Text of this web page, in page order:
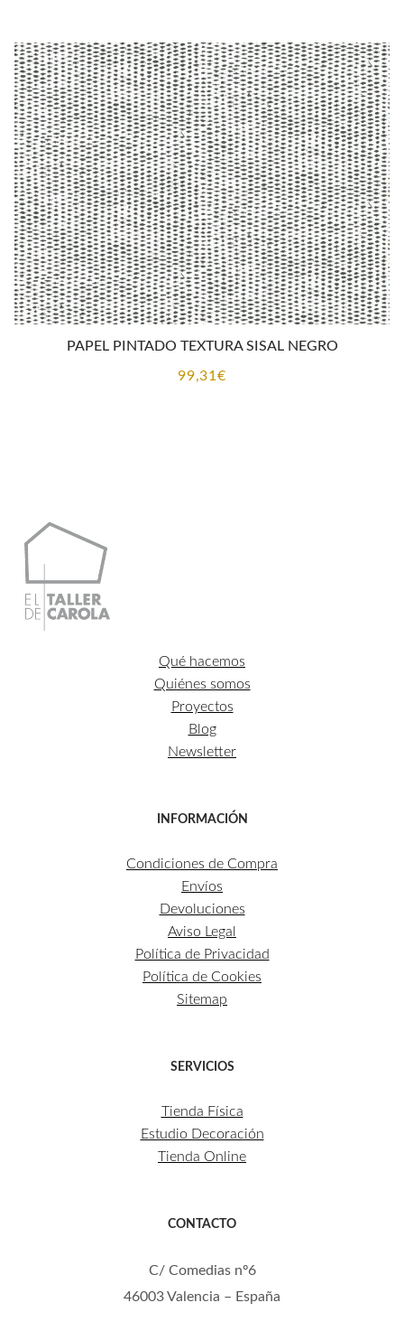
PAPEL PINTADO TEXTURA SISAL NEGRO
99,31€
Qué hacemos
Quiénes somos
Proyectos
Blog
Newsletter
INFORMACIÓN
Condiciones de Compra
Envíos
Devoluciones
Aviso Legal
Política de Privacidad
Política de Cookies
Sitemap
SERVICIOS
Tienda Física
Estudio Decoración
Tienda Online
CONTACTO
C/ Comedias nº6
46003 Valencia – España